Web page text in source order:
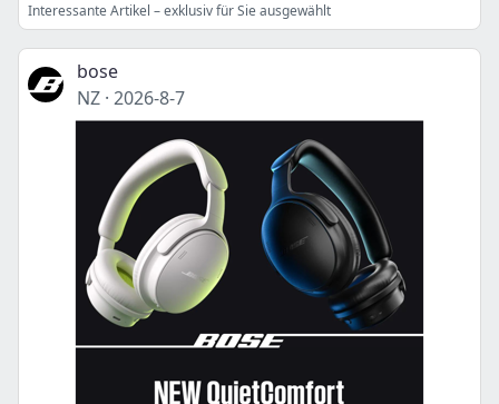
Interessante Artikel – exklusiv für Sie ausgewählt
bose
NZ · 2026-8-7